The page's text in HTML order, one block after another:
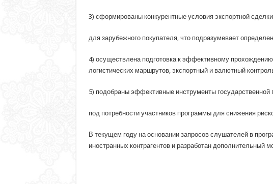
3) сформированы конкурентные условия экспортной сделки
для зарубежного покупателя, что подразумевает
4) осуществлена подготовка к эффективному
логистических маршрутов, экспортный и валютный
5) подобраны эффективные инструменты государственной
под потребности участников программы для снижения
В текущем году на основании запросов слушателей в
иностранных контрагентов и разработан